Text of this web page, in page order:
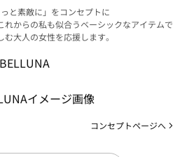
っと素敵に」をコンセプトに
からの私も似合うベーシックなアイテムで
む大人の女性を応援します。
コンセプトページへ